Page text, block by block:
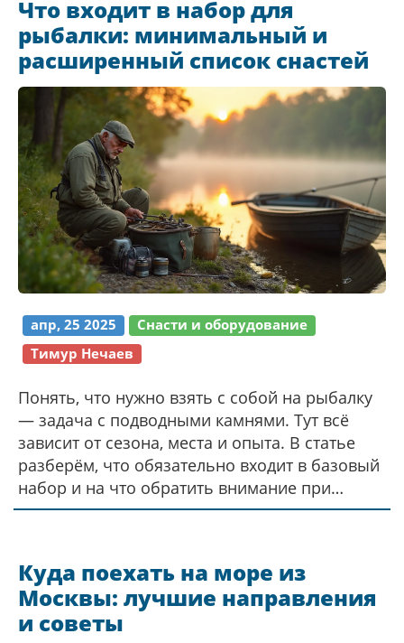
и неожиданных фишках поиска путешествий.
В конце будет подборка нестандартных
маршрутов, про которые редко пишут на
главных туристических порталах.
Что входит в набор для
рыбалки: минимальный и
расширенный список снастей
апр, 25 2025
Снасти и оборудование
Тимур Нечаев
Понять, что нужно взять с собой на рыбалку
— задача с подводными камнями. Тут всё
зависит от сезона, места и опыта. В статье
разберём, что обязательно входит в базовый
набор и на что обратить внимание при
выборе аксессуаров и приманок. Поделюсь
расскажу, как не заблудиться в огромном
выборе снастей.
Куда поехать на море из
Москвы: лучшие направления
и советы